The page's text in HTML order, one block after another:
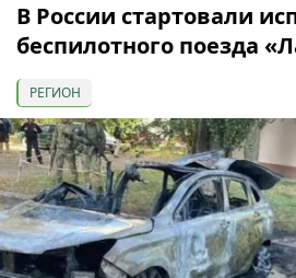
В России стартовали
беспилотного поезда
РЕГИОН